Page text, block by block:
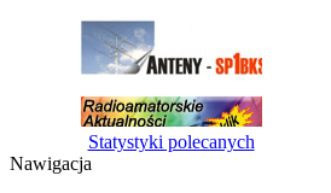
Statystyki polecanych
Nawigacja